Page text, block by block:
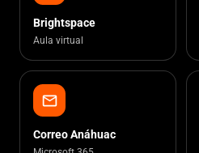
Brightspace
Aula virtual
mail
Correo Anáhuac